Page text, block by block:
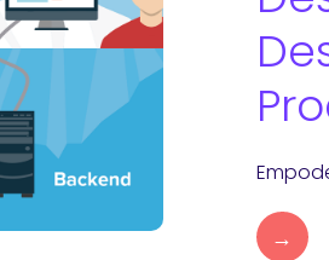
→